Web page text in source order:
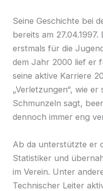
Seine Geschichte bei
bereits am
erstmals für die
dem Jahr 2000 lief er
seine aktive Karriere
„Verletzungen“, wie er
Schmunzeln sagt,
dennoch immer eng
Ab da unterstützte er
Statistiker und
im Verein. Unter
Technischer Leiter